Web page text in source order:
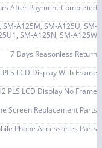
After Payment Completed
SM-A125M, SM-A125U, SM-
SM-A125N, SM-A125W
7 Days Reasonless Return
LCD Display With Frame
PLS LCD Display No Frame
Screen Replacement Parts
Phone Accessories Parts